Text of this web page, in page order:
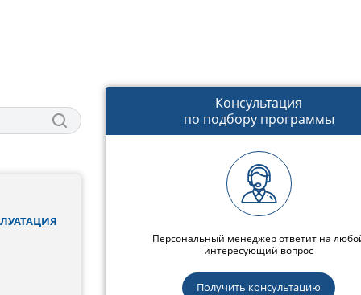
Консультация
по подбору программы
Персональный менеджер ответит на
интересующий вопрос
Получить консультацию